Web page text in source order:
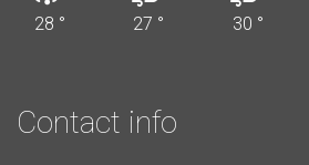
28 ° 27 ° 30 °
Contact info